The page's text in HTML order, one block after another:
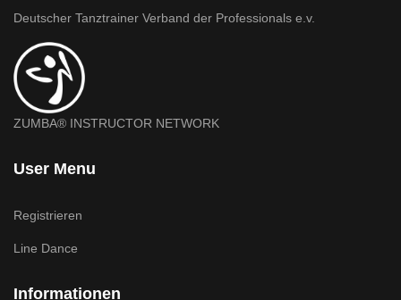
Deutscher Tanztrainer Verband der Professionals e.v.
ZUMBA® INSTRUCTOR NETWORK
User Menu
Registrieren
Line Dance
Informationen